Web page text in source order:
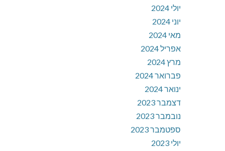
יולי 2024
יוני 2024
מאי 2024
אפריל 2024
מרץ 2024
פברואר 2024
ינואר 2024
דצמבר 2023
נובמבר 2023
ספטמבר 2023
יולי 2023